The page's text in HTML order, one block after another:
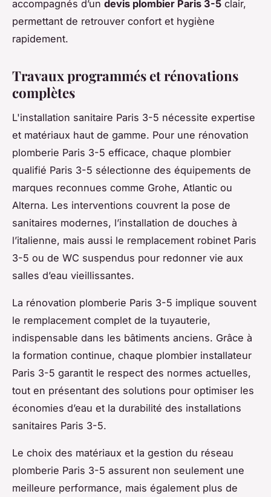
accompagnés d’un devis plombier Paris 3-5 clair,
permettant de retrouver confort et hygiène
rapidement.
Travaux programmés et rénovations
complètes
L'installation sanitaire Paris 3-5 nécessite expertise
et matériaux haut de gamme. Pour une rénovation
plomberie Paris 3-5 efficace, chaque plombier
qualifié Paris 3-5 sélectionne des équipements de
marques reconnues comme Grohe, Atlantic ou
Alterna. Les interventions couvrent la pose de
sanitaires modernes, l’installation de douches à
l’italienne, mais aussi le remplacement robinet Paris
3-5 ou de WC suspendus pour redonner vie aux
salles d’eau vieillissantes.
La rénovation plomberie Paris 3-5 implique souvent
le remplacement complet de la tuyauterie,
indispensable dans les bâtiments anciens. Grâce à
la formation continue, chaque plombier installateur
Paris 3-5 garantit le respect des normes actuelles,
tout en présentant des solutions pour optimiser les
économies d’eau et la durabilité des installations
sanitaires Paris 3-5.
Le choix des matériaux et la gestion du réseau
plomberie Paris 3-5 assurent non seulement une
meilleure performance, mais également plus de